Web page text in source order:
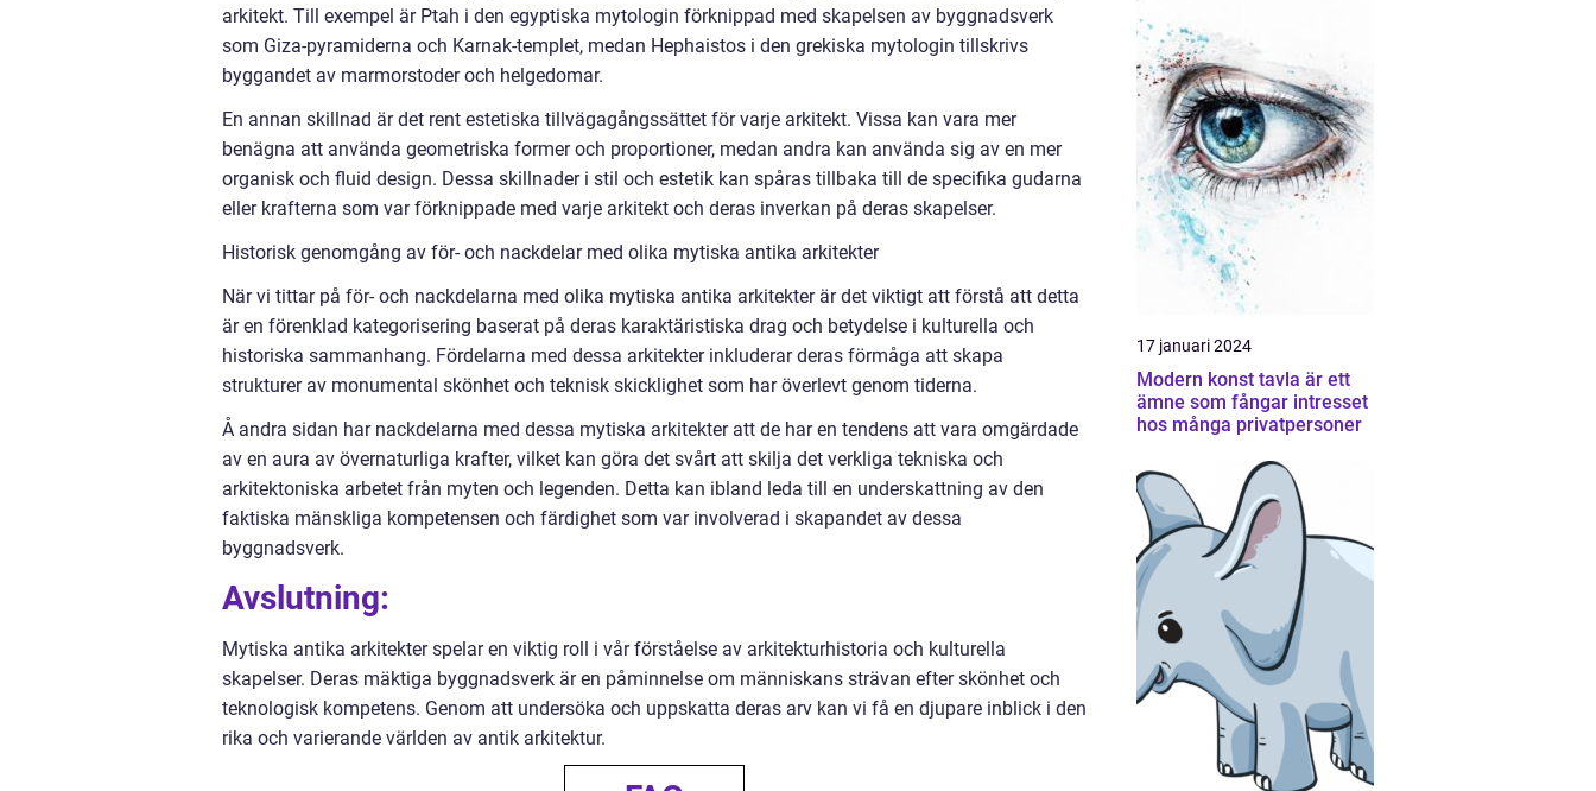
arkitekt. Till exempel är Ptah i den egyptiska mytologin förknippad med skapelsen av byggnadsverk
som Giza-pyramiderna och Karnak-templet, medan Hephaistos i den grekiska mytologin tillskrivs
byggandet av marmorstoder och helgedomar.
En annan skillnad är det rent estetiska tillvägagångssättet för varje arkitekt. Vissa kan vara mer
benägna att använda geometriska former och proportioner, medan andra kan använda sig av en mer
organisk och fluid design. Dessa skillnader i stil och estetik kan spåras tillbaka till de specifika gudarna
eller krafterna som var förknippade med varje arkitekt och deras inverkan på deras skapelser.
Historisk genomgång av för- och nackdelar med olika mytiska antika arkitekter
När vi tittar på för- och nackdelarna med olika mytiska antika arkitekter är det viktigt att förstå att detta
är en förenklad kategorisering baserat på deras karaktäristiska drag och betydelse i kulturella och
historiska sammanhang. Fördelarna med dessa arkitekter inkluderar deras förmåga att skapa
strukturer av monumental skönhet och teknisk skicklighet som har överlevt genom tiderna.
Å andra sidan har nackdelarna med dessa mytiska arkitekter att de har en tendens att vara omgärdade
av en aura av övernaturliga krafter, vilket kan göra det svårt att skilja det verkliga tekniska och
arkitektoniska arbetet från myten och legenden. Detta kan ibland leda till en underskattning av den
faktiska mänskliga kompetensen och färdighet som var involverad i skapandet av dessa
byggnadsverk.
Avslutning:
Mytiska antika arkitekter spelar en viktig roll i vår förståelse av arkitekturhistoria och kulturella
skapelser. Deras mäktiga byggnadsverk är en påminnelse om människans strävan efter skönhet och
teknologisk kompetens. Genom att undersöka och uppskatta deras arv kan vi få en djupare inblick i den
rika och varierande världen av antik arkitektur.
17 januari 2024
Modern konst tavla är ett
ämne som fångar intresset
hos många privatpersoner